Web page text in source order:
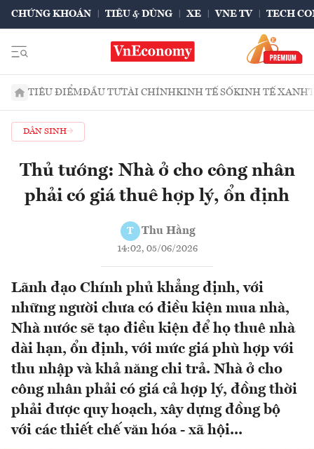
CHỨNG KHOÁN TIÊU & DÙNG XE VNE TV TECH
TIÊU ĐIỂMĐẦU TƯTÀI CHÍNHKINH TẾ SỐKINH TẾ XANH
DÂN SINH
Thủ tướng: Nhà ở cho công nhân
phải có giá thuê hợp lý, ổn định
T Thu Hằng
14:02, 05/06/2026
Lãnh đạo Chính phủ khẳng định, với
những người chưa có điều kiện mua nhà,
Nhà nước sẽ tạo điều kiện để họ thuê nhà
dài hạn, ổn định, với mức giá phù hợp với
thu nhập và khả năng chi trả. Nhà ở cho
công nhân phải có giá cả hợp lý, đồng thời
phải được quy hoạch, xây dựng đồng bộ
với các thiết chế văn hóa - xã hội...